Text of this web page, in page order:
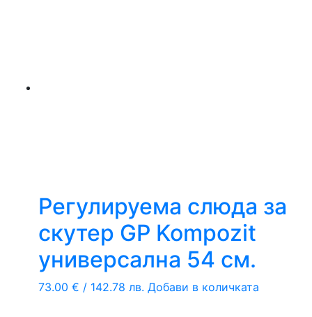
Регулируема слюда за
скутер GP Kompozit
универсална 54 см.
73.00 € / 142.78 лв. Добави в количката